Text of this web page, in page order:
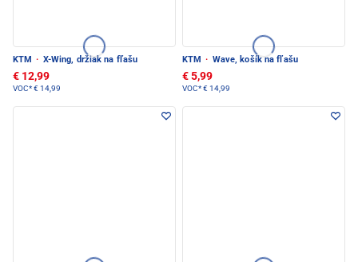
KTM · X-Wing, držiak na fľašu
€ 12,99
VOC*€ 14,99
KTM · Wave, košík na fľašu
€ 5,99
VOC*€ 14,99